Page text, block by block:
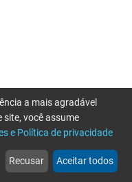
web
Notícias
more_horiz
Mais
a mais agradável
site, você assume
e Política de privacidade
Recusar Aceitar todos
novamente